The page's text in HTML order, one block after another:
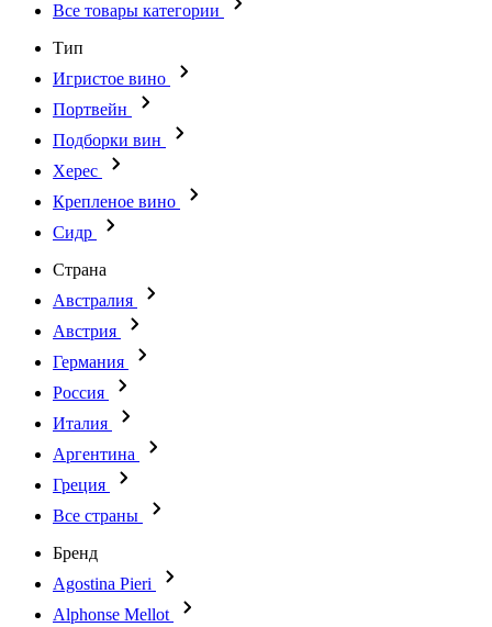
Все товары категории
Тип
Игристое вино
Портвейн
Подборки вин
Херес
Крепленое вино
Сидр
Страна
Австралия
Австрия
Германия
Россия
Италия
Аргентина
Греция
Все страны
Бренд
Agostina Pieri
Alphonse Mellot